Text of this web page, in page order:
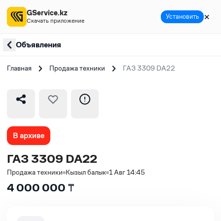
Объявления
Главная Продажа техники ГАЗ 3309 DA22
В архиве
ГАЗ 3309 DA22
Продажа техники Кызыл балык 1 Авг 14:45
4 000 000 ₸
GService.kz
Скачать приложение Установить ✕